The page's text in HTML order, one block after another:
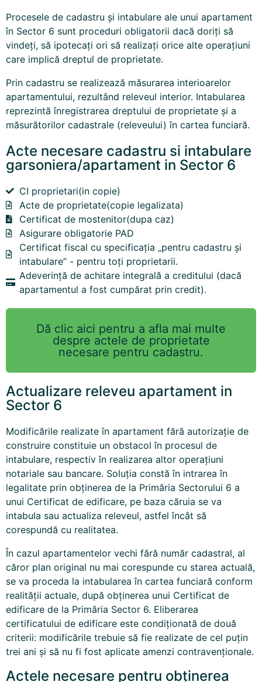
Procesele de cadastru și intabulare ale unui apartament
în Sector 6 sunt proceduri obligatorii dacă doriți să
vindeți, să ipotecați ori să realizați orice alte operațiuni
care implică dreptul de proprietate.
Prin cadastru se realizează măsurarea interioarelor
apartamentului, rezultând releveul interior. Intabularea
reprezintă înregistrarea dreptului de proprietate și a
măsurătorilor cadastrale (releveului) în cartea funciară.
Acte necesare cadastru si intabulare
garsoniera/apartament in Sector 6
CI proprietari(in copie)
Acte de proprietate(copie legalizata)
Certificat de mostenitor(dupa caz)
Asigurare obligatorie PAD
Certificat fiscal cu specificația „pentru cadastru și
intabulare” - pentru toți proprietarii.
Adeverință de achitare integrală a creditului (dacă
apartamentul a fost cumpărat prin credit).
Dă clic aici pentru a afla mai multe
despre actele de proprietate
necesare pentru cadastru.
Actualizare releveu apartament in
Sector 6
Modificările realizate în apartament fără autorizație de
construire constituie un obstacol în procesul de
intabulare, respectiv în realizarea altor operațiuni
notariale sau bancare. Soluția constă în intrarea în
legalitate prin obținerea de la Primăria Sectorului 6 a
unui Certificat de edificare, pe baza căruia se va
intabula sau actualiza releveul, astfel încât să
corespundă cu realitatea.
În cazul apartamentelor vechi fără număr cadastral, al
căror plan original nu mai corespunde cu starea actuală,
se va proceda la intabularea în cartea funciară conform
realității actuale, după obținerea unui Certificat de
edificare de la Primăria Sector 6. Eliberarea
certificatului de edificare este condiționată de două
criterii: modificările trebuie să fie realizate de cel puțin
trei ani și să nu fi fost aplicate amenzi contravenționale.
Actele necesare pentru obținerea